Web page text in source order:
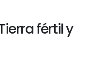
fértil y